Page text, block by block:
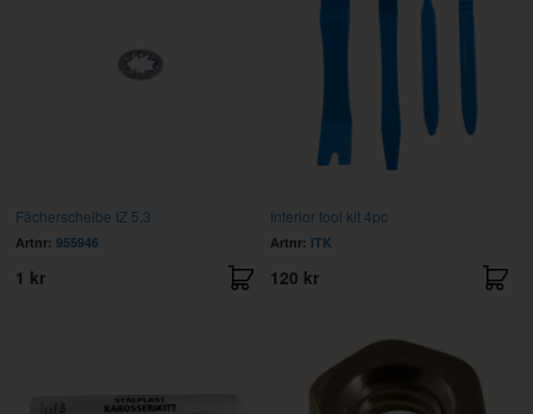
Fächerscheibe IZ 5,3
Artnr: 955946
1 kr
Interior tool kit 4pc
Artnr: ITK
120 kr